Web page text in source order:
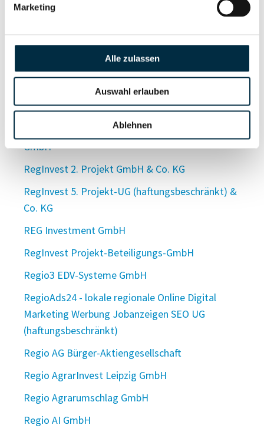
Marketing
Alle zulassen
Auswahl erlauben
Ablehnen
Regin GmbH Bedachungen, Flachdachbau
Reginold Brooks - internationaler Natur- und
Klimaschutz gemeinnützige
Unternehmergesellschaft (haftungsbeschränkt)
regintelligence GmbH
REGIN - Vermögensverwaltung & Beteiligung
GmbH
RegInvest 2. Projekt GmbH & Co. KG
RegInvest 5. Projekt-UG (haftungsbeschränkt) &
Co. KG
REG Investment GmbH
RegInvest Projekt-Beteiligungs-GmbH
Regio3 EDV-Systeme GmbH
RegioAds24 - lokale regionale Online Digital
Marketing Werbung Jobanzeigen SEO UG
(haftungsbeschränkt)
Regio AG Bürger-Aktiengesellschaft
Regio AgrarInvest Leipzig GmbH
Regio Agrarumschlag GmbH
Regio AI GmbH